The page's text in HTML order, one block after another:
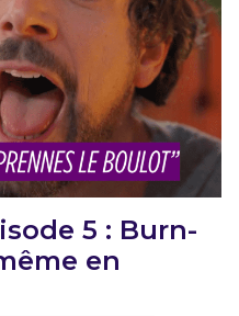
5 : Burn-
en